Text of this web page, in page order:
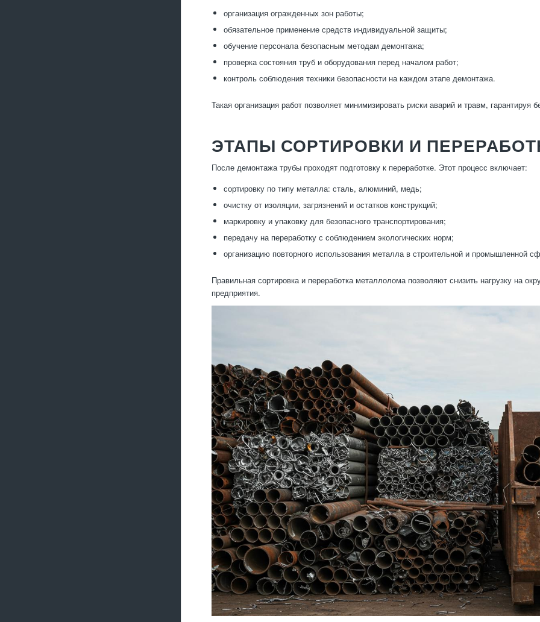
организация огражденных зон работы;
обязательное применение средств индивидуальной защиты;
обучение персонала безопасным методам демонтажа;
проверка состояния труб и оборудования перед началом работ;
контроль соблюдения техники безопасности на каждом этапе демонтажа.
Такая организация работ позволяет минимизировать риски аварий и травм,
ЭТАПЫ СОРТИРОВКИ И
После демонтажа трубы проходят подготовку к переработке. Этот процесс включает:
сортировку по типу металла: сталь, алюминий, медь;
очистку от изоляции, загрязнений и остатков конструкций;
маркировку и упаковку для безопасного транспортирования;
передачу на переработку с соблюдением экологических норм;
организацию повторного использования металла в строительной и промышленной
Правильная сортировка и переработка металлолома позволяют снизить нагрузку на
предприятия.